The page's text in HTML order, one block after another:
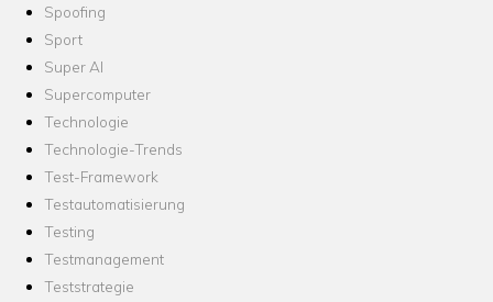
Spoofing
Sport
Super AI
Supercomputer
Technologie
Technologie-Trends
Test-Framework
Testautomatisierung
Testing
Testmanagement
Teststrategie